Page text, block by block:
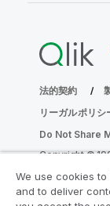
法的契約
リーガルポリシ
Do Not Share
Copyright ©
We use cookies
and to deliver